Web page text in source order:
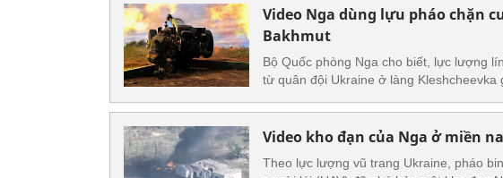
Video Nga dùng lựu pháo chặn
Bakhmut
Bộ Quốc phòng Nga cho biết, lực lượng
từ quân đội Ukraine ở làng Kleshcheevka
Video kho đạn của Nga ở miền
Theo lực lượng vũ trang Ukraine, pháo